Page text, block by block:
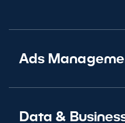
Ads
Data&